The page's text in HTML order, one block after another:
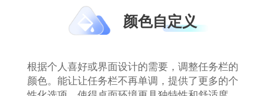
颜色自定义
根据个人喜好或界面设计的需要，调整任务栏的
颜色。能让让任务栏不再单调，提供了更多的个
毛毛_